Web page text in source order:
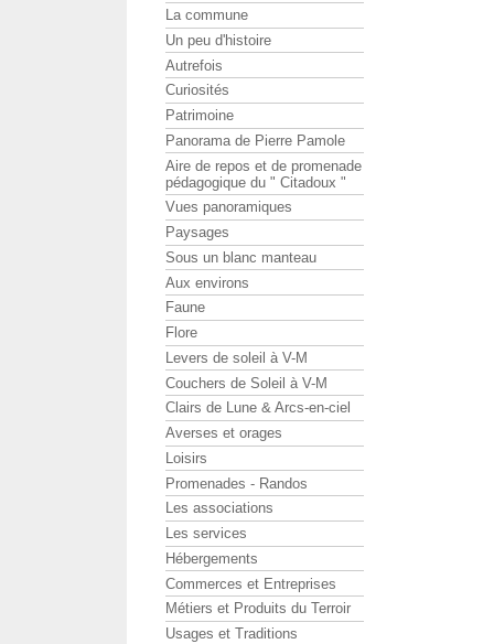
La commune
Un peu d'histoire
Autrefois
Curiosités
Patrimoine
Panorama de Pierre Pamole
Aire de repos et de promenade
pédagogique du " Citadoux "
Vues panoramiques
Paysages
Sous un blanc manteau
Aux environs
Faune
Flore
Levers de soleil à V-M
Couchers de Soleil à V-M
Clairs de Lune & Arcs-en-ciel
Averses et orages
Loisirs
Promenades - Randos
Les associations
Les services
Hébergements
Commerces et Entreprises
Métiers et Produits du Terroir
Usages et Traditions